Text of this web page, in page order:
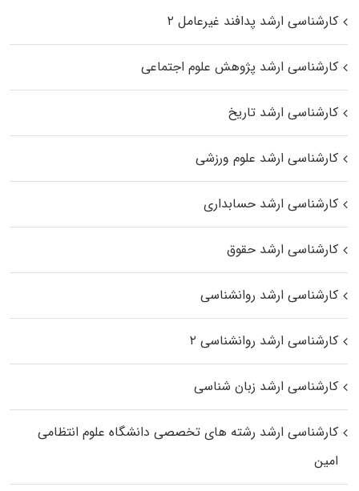
کارشناسی ارشد پدافند غیرعامل ۲
کارشناسی ارشد پژوهش علوم اجتماعی
کارشناسی ارشد تاریخ
کارشناسی ارشد علوم ورزشی
کارشناسی ارشد حسابداری
کارشناسی ارشد حقوق
کارشناسی ارشد روانشناسی
کارشناسی ارشد روانشناسی ۲
کارشناسی ارشد زبان شناسی
کارشناسی ارشد رﺷﺘﻪ ﻫﺎی تخصصی داﻧﺸﮕﺎه ﻋﻠﻮم انتظامی
اﻣﻴﻦ